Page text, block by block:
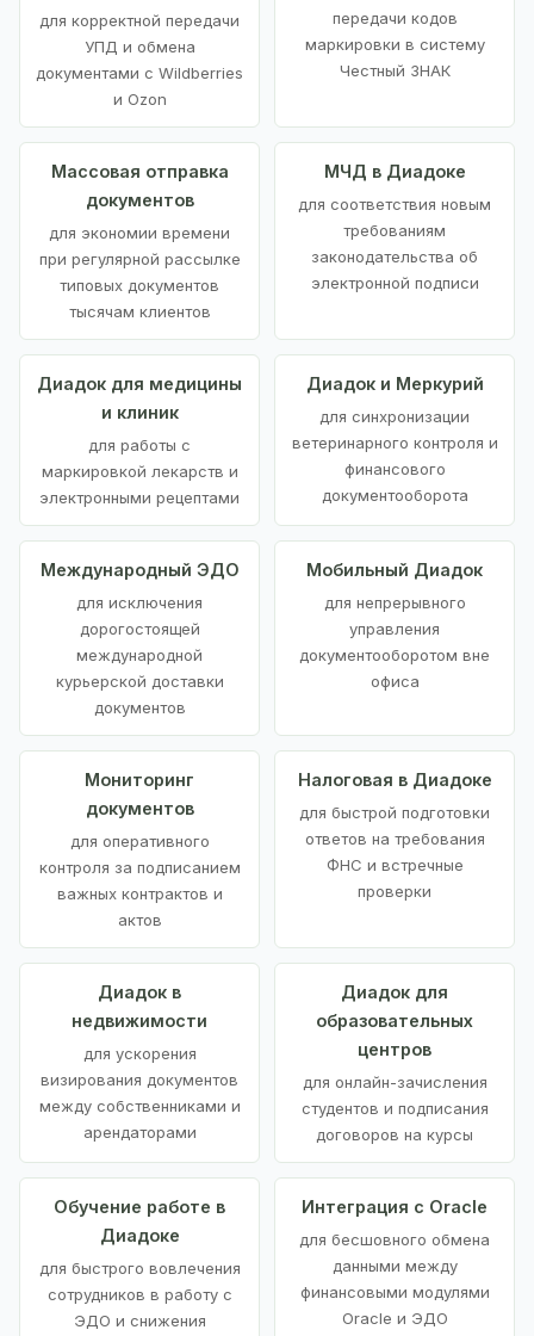
для корректной передачи
УПД и обмена
документами с Wildberries
и Ozon
передачи кодов
маркировки в систему
Честный ЗНАК
Массовая отправка
документов
для экономии времени
при регулярной рассылке
типовых документов
тысячам клиентов
МЧД в Диадоке
для соответствия новым
требованиям
законодательства об
электронной подписи
Диадок для медицины
и клиник
для работы с
маркировкой лекарств и
электронными рецептами
Диадок и Меркурий
для синхронизации
ветеринарного контроля и
финансового
документооборота
Международный ЭДО
для исключения
дорогостоящей
международной
курьерской доставки
документов
Мобильный Диадок
для непрерывного
управления
документооборотом вне
офиса
Мониторинг
документов
для оперативного
контроля за подписанием
важных контрактов и
актов
Налоговая в Диадоке
для быстрой подготовки
ответов на требования
ФНС и встречные
проверки
Диадок в
недвижимости
для ускорения
визирования документов
между собственниками и
арендаторами
Диадок для
образовательных
центров
для онлайн-зачисления
студентов и подписания
договоров на курсы
Обучение работе в
Диадоке
для быстрого вовлечения
сотрудников в работу с
ЭДО и снижения
Интеграция с Oracle
для бесшовного обмена
данными между
финансовыми модулями
Oracle и ЭДО